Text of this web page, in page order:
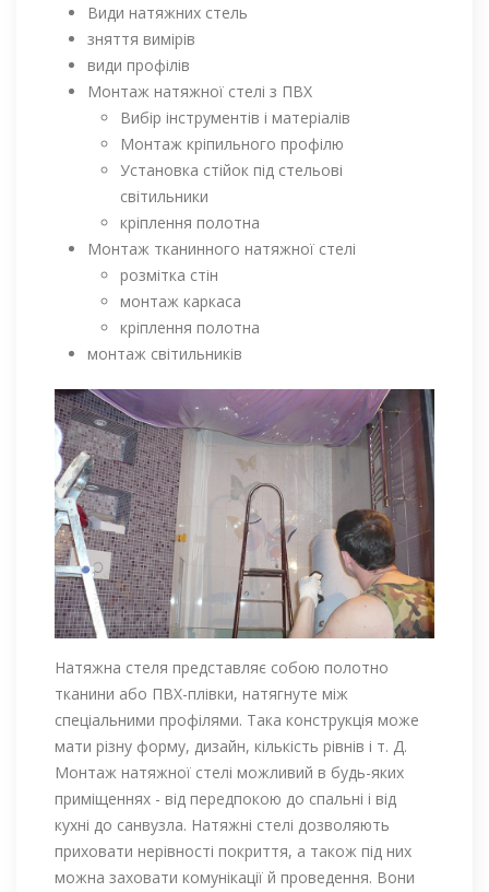
Види натяжних стель
зняття вимірів
види профілів
Монтаж натяжної стелі з ПВХ
Вибір інструментів і матеріалів
Монтаж кріпильного профілю
Установка стійок під стельові
світильники
кріплення полотна
Монтаж тканинного натяжної стелі
розмітка стін
монтаж каркаса
кріплення полотна
монтаж світильників
Натяжна стеля представляє собою полотно
тканини або ПВХ-плівки, натягнуте між
спеціальними профілями. Така конструкція може
мати різну форму, дизайн, кількість рівнів і т. Д.
Монтаж натяжної стелі можливий в будь-яких
приміщеннях - від передпокою до спальні і від
кухні до санвузла. Натяжні стелі дозволяють
приховати нерівності покриття, а також під них
можна заховати комунікації й проведення. Вони